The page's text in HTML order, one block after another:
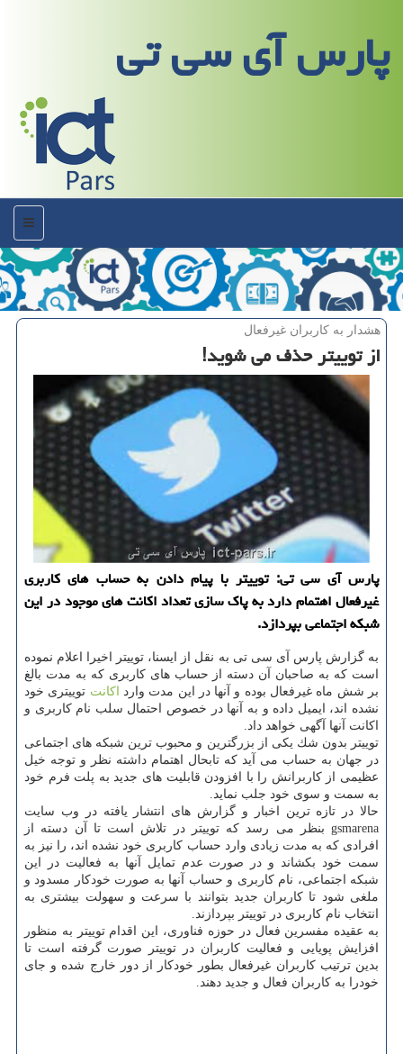
پارس آی سی تی
منو
هشدار به كاربران غیرفعال
از توییتر حذف می شوید!
پارس آی سی تی: توییتر با پیام دادن به حساب های كاربری
غیرفعال اهتمام دارد به پاك سازی تعداد اكانت های موجود در این
شبكه اجتماعی بپردازد.
به گزارش پارس آی سی تی به نقل از ایسنا، توییتر اخیرا اعلام نموده
است كه به صاحبان آن دسته از حساب های كاربری كه به مدت بالغ
بر شش ماه غیرفعال بوده و آنها در این مدت وارد اكانت توییتری خود
نشده اند، ایمیل داده و به آنها در خصوص احتمال سلب نام كاربری و
اكانت آنها آگهی خواهد داد.
توییتر بدون شك یكی از بزرگترین و محبوب ترین شبكه های اجتماعی
در جهان به حساب می آید كه تابحال اهتمام داشته نظر و توجه خیل
عظیمی از كاربرانش را با افزودن قابلیت های جدید به پلت فرم خود
به سمت و سوی خود جلب نماید.
حالا در تازه ترین اخبار و گزارش های انتشار یافته در وب سایت
gsmarena بنظر می رسد كه توییتر در تلاش است تا آن دسته از
افرادی كه به مدت زیادی وارد حساب كاربری خود نشده اند، را نیز به
سمت خود بكشاند و در صورت عدم تمایل آنها به فعالیت در این
شبكه اجتماعی، نام كاربری و حساب آنها به صورت خودكار مسدود و
ملغی شود تا كاربران جدید بتوانند با سرعت و سهولت بیشتری به
انتخاب نام كاربری در توییتر بپردازند.
به عقیده مفسرین فعال در حوزه فناوری، این اقدام توییتر به منظور
افزایش پویایی و فعالیت كاربران در توییتر صورت گرفته است تا
بدین ترتیب كاربران غیرفعال بطور خودكار از دور خارج شده و جای
خودرا به كاربران فعال و جدید دهند.